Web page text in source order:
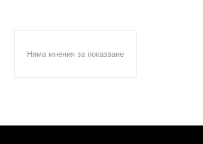
Няма мнения за показване